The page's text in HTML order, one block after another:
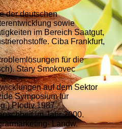
der deutschen
sowie
im Bereich Saatgut,
Ciba Frankfurt,
für die
Stary Smokovec
auf dem Sektor
Symposium für
Plodiv 1987
im Jahr 2000.
Landw.